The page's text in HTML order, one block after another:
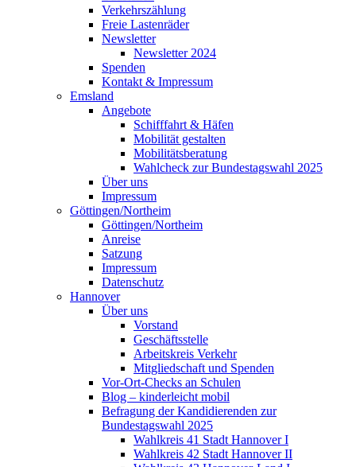
Verkehrszählung
Freie Lastenräder
Newsletter
Newsletter 2024
Spenden
Kontakt & Impressum
Emsland
Angebote
Schifffahrt & Häfen
Mobilität gestalten
Mobilitätsberatung
Wahlcheck zur Bundestagswahl 2025
Über uns
Impressum
Göttingen/Northeim
Göttingen/Northeim
Anreise
Satzung
Impressum
Datenschutz
Hannover
Über uns
Vorstand
Geschäftsstelle
Arbeitskreis Verkehr
Mitgliedschaft und Spenden
Vor-Ort-Checks an Schulen
Blog – kinderleicht mobil
Befragung der Kandidierenden zur
Bundestagswahl 2025
Wahlkreis 41 Stadt Hannover I
Wahlkreis 42 Stadt Hannover II